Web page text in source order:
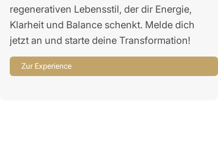
regenerativen Lebensstil, der dir Energie,
Klarheit und Balance schenkt. Melde dich
jetzt an und starte deine Transformation!
Zur Experience